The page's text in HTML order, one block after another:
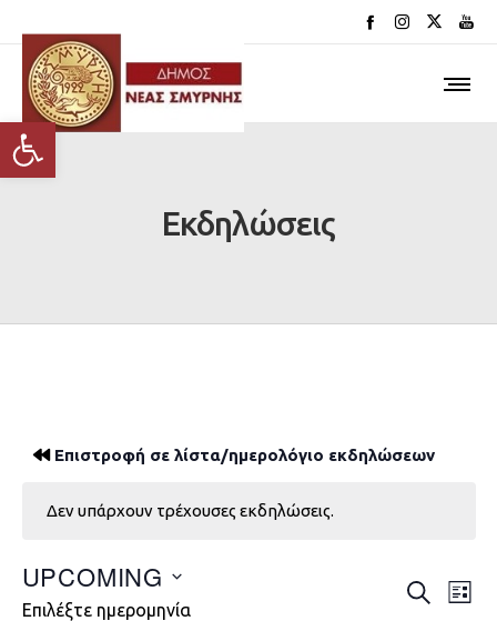
Ανοίξτε τη γραμμή εργαλείων
Εκδηλώσεις
Επιστροφή σε λίστα/ημερολόγιο εκδηλώσεων
Δεν υπάρχουν τρέχουσες εκδηλώσεις.
LIST
UPCOMING
Επιλέξτε ημερομηνία